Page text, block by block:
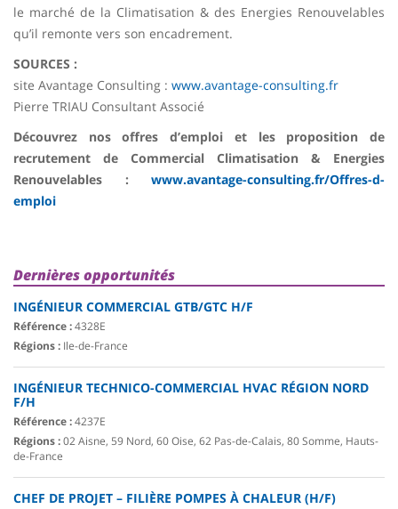
le marché de la Climatisation & des Energies Renouvelables
qu’il remonte vers son encadrement.
SOURCES :
site Avantage Consulting : www.avantage-consulting.fr
Pierre TRIAU Consultant Associé
Découvrez nos offres d’emploi et les proposition de
recrutement de Commercial Climatisation & Energies
Renouvelables : www.avantage-consulting.fr/Offres-d-
emploi
Dernières opportunités
INGÉNIEUR COMMERCIAL GTB/GTC H/F
Référence :4328E
Régions : Ile-de-France
INGÉNIEUR TECHNICO-COMMERCIAL HVAC RÉGION NORD
F/H
Référence :4237E
Régions :02 Aisne, 59 Nord, 60 Oise, 62 Pas-de-Calais, 80 Somme, Hauts-
de-France
CHEF DE PROJET – FILIÈRE POMPES À CHALEUR (H/F)